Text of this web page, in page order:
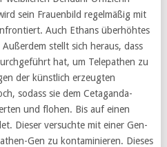
sein Frauenbild regelmäßig mit
Auch Ethans überhöhtes
stellt sich heraus, dass
hat, um Telepathen zu
der künstlich erzeugten
sodass sie dem Cetaganda-
und flohen. Bis auf einen
Dieser versuchte mit einer Gen-
Gen zu kontaminieren. Dieses